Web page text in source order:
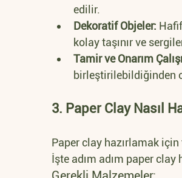
edilir.
Dekoratif Objeler:
kolay taşınır ve
Tamir ve Onarım
birleştirilebildiğinden
3. Paper Clay Nasıl
Paper clay hazırlamak
İşte adım adım paper clay